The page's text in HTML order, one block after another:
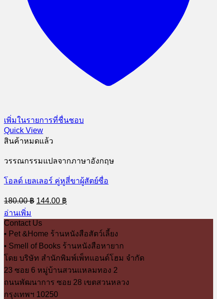
เพิ่มในรายการที่ชื่นชอบ
Quick View
สินค้าหมดแล้ว
วรรณกรรมแปลจากภาษาอังกฤษ
โอลด์ เยลเลอร์ คู่หูสี่ขาผู้สัตย์ซื่อ
180.00฿ Original
price
180.00 ฿.
144.00 ฿
price
อ่านเพิ่ม
Contact Us
• Pet &Home ร้านหนังสือสัตว์เลี้ยง
• Smell of Books ร้านหนังสือหายาก
โดย บริษัท สำนักพิมพ์เพ็ทแอนด์โฮม จำกัด
23 ซอย 6 หมู่บ้านสวนแหลมทอง 2
ถนนพัฒนาการ ซอย 28 เขตสวนหลวง
กรุงเทพฯ 10250